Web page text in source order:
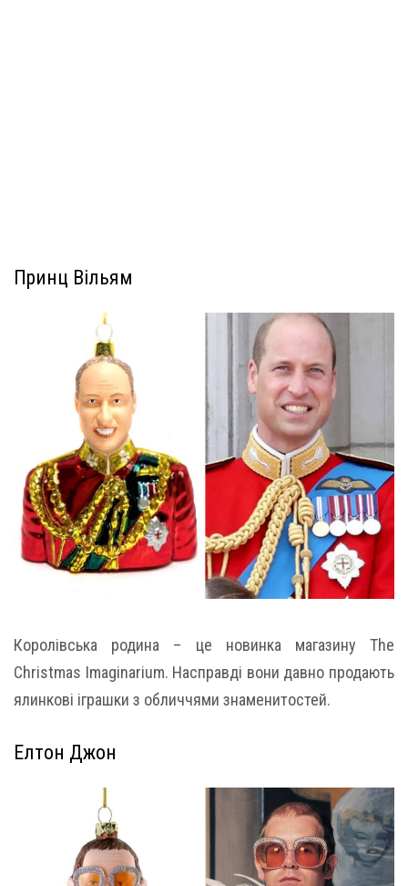
Принц Вільям
Королівська родина – це новинка магазину The
Christmas Imaginarium. Насправді вони давно продають
ялинкові іграшки з обличчями знаменитостей.
Елтон Джон